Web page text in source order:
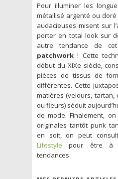
Pour illuminer les
métallisé argenté ou
audacieuses misent sur
porter en total look sur
autre tendance de
patchwork! Cette
début du XIXe siècle,
pièces de tissus de
différentes. Cette
matières (velours, tartan,
ou fleurs) séduit
de mode. Finalement,
originales tantôt punk
en soit, on peut
Lifestyle pour être à
tendances.